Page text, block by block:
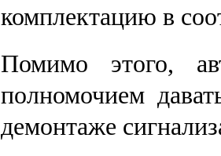
комплектацию в
Помимо этого,
полномочием
демонтаже